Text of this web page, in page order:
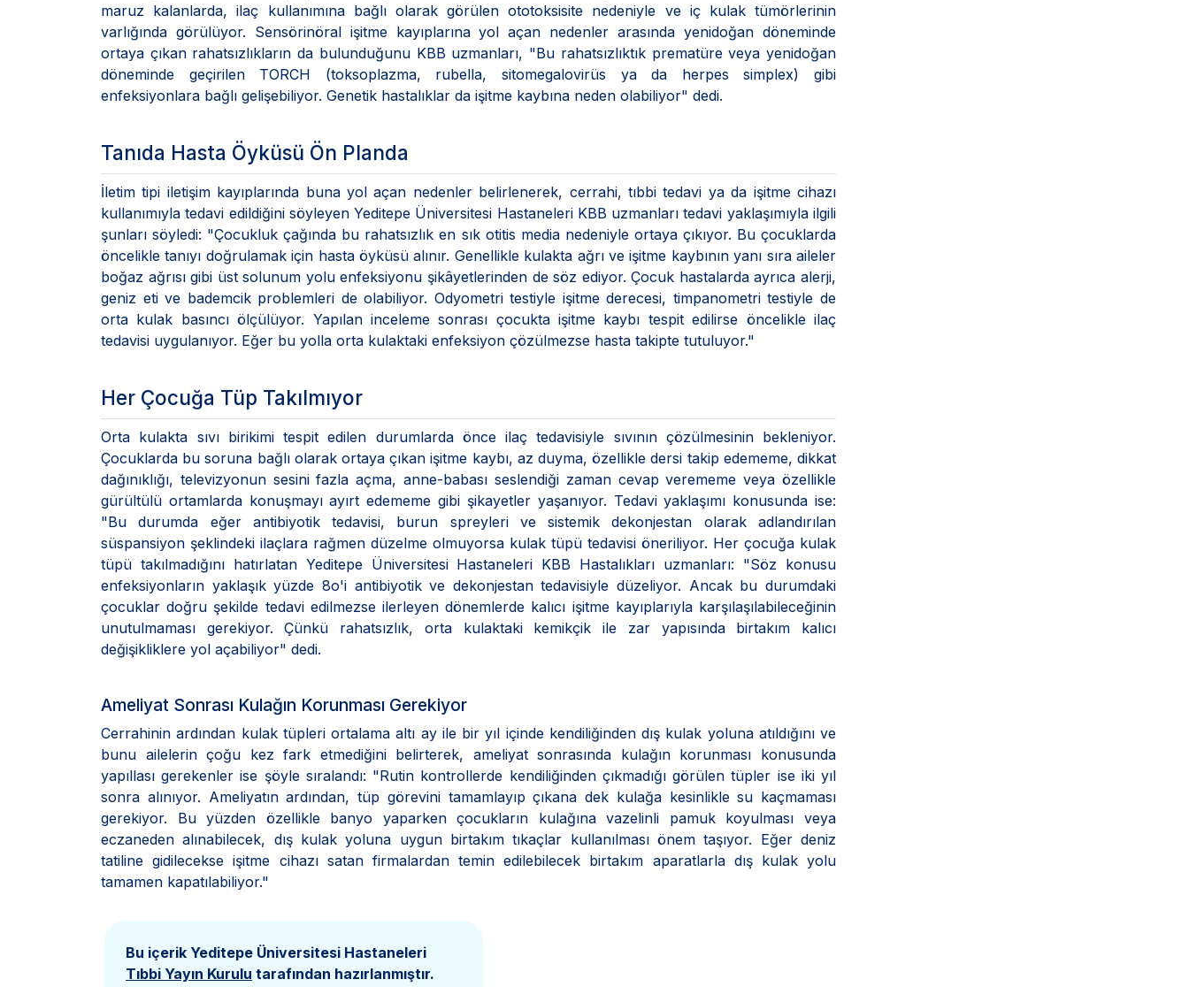
maruz kalanlarda, ilaç kullanımına bağlı olarak görülen ototoksisite nedeniyle ve iç kulak tümörlerinin
varlığında görülüyor. Sensörinöral işitme kayıplarına yol açan nedenler arasında yenidoğan döneminde
ortaya çıkan rahatsızlıkların da bulunduğunu KBB uzmanları, "Bu rahatsızlıktık prematüre veya yenidoğan
döneminde geçirilen TORCH (toksoplazma, rubella, sitomegalovirüs ya da herpes simplex) gibi
enfeksiyonlara bağlı gelişebiliyor. Genetik hastalıklar da işitme kaybına neden olabiliyor" dedi.
Tanıda Hasta Öyküsü Ön Planda
İletim tipi iletişim kayıplarında buna yol açan nedenler belirlenerek, cerrahi, tıbbi tedavi ya da işitme cihazı
kullanımıyla tedavi edildiğini söyleyen Yeditepe Üniversitesi Hastaneleri KBB uzmanları tedavi yaklaşımıyla ilgili
şunları söyledi: "Çocukluk çağında bu rahatsızlık en sık otitis media nedeniyle ortaya çıkıyor. Bu çocuklarda
öncelikle tanıyı doğrulamak için hasta öyküsü alınır. Genellikle kulakta ağrı ve işitme kaybının yanı sıra aileler
boğaz ağrısı gibi üst solunum yolu enfeksiyonu şikâyetlerinden de söz ediyor. Çocuk hastalarda ayrıca alerji,
geniz eti ve bademcik problemleri de olabiliyor. Odyometri testiyle işitme derecesi, timpanometri testiyle de
orta kulak basıncı ölçülüyor. Yapılan inceleme sonrası çocukta işitme kaybı tespit edilirse öncelikle ilaç
tedavisi uygulanıyor. Eğer bu yolla orta kulaktaki enfeksiyon çözülmezse hasta takipte tutuluyor."
Her Çocuğa Tüp Takılmıyor
Orta kulakta sıvı birikimi tespit edilen durumlarda önce ilaç tedavisiyle sıvının çözülmesinin bekleniyor.
Çocuklarda bu soruna bağlı olarak ortaya çıkan işitme kaybı, az duyma, özellikle dersi takip edememe, dikkat
dağınıklığı, televizyonun sesini fazla açma, anne-babası seslendiği zaman cevap verememe veya özellikle
gürültülü ortamlarda konuşmayı ayırt edememe gibi şikayetler yaşanıyor. Tedavi yaklaşımı konusunda ise:
"Bu durumda eğer antibiyotik tedavisi, burun spreyleri ve sistemik dekonjestan olarak adlandırılan
süspansiyon şeklindeki ilaçlara rağmen düzelme olmuyorsa kulak tüpü tedavisi öneriliyor. Her çocuğa kulak
tüpü takılmadığını hatırlatan Yeditepe Üniversitesi Hastaneleri KBB Hastalıkları uzmanları: "Söz konusu
enfeksiyonların yaklaşık yüzde 8o'i antibiyotik ve dekonjestan tedavisiyle düzeliyor. Ancak bu durumdaki
çocuklar doğru şekilde tedavi edilmezse ilerleyen dönemlerde kalıcı işitme kayıplarıyla karşılaşılabileceğinin
unutulmaması gerekiyor. Çünkü rahatsızlık, orta kulaktaki kemikçik ile zar yapısında birtakım kalıcı
değişikliklere yol açabiliyor" dedi.
Ameliyat Sonrası Kulağın Korunması Gerekiyor
Cerrahinin ardından kulak tüpleri ortalama altı ay ile bir yıl içinde kendiliğinden dış kulak yoluna atıldığını ve
bunu ailelerin çoğu kez fark etmediğini belirterek, ameliyat sonrasında kulağın korunması konusunda
yapıllası gerekenler ise şöyle sıralandı: "Rutin kontrollerde kendiliğinden çıkmadığı görülen tüpler ise iki yıl
sonra alınıyor. Ameliyatın ardından, tüp görevini tamamlayıp çıkana dek kulağa kesinlikle su kaçmaması
gerekiyor. Bu yüzden özellikle banyo yaparken çocukların kulağına vazelinli pamuk koyulması veya
eczaneden alınabilecek, dış kulak yoluna uygun birtakım tıkaçlar kullanılması önem taşıyor. Eğer deniz
tatiline gidilecekse işitme cihazı satan firmalardan temin edilebilecek birtakım aparatlarla dış kulak yolu
tamamen kapatılabiliyor."
Bu içerik Yeditepe Üniversitesi Hastaneleri
Tıbbi Yayın Kurulu tarafından hazırlanmıştır.